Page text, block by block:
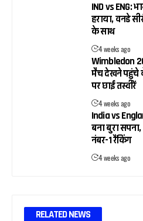
IND vs ENG:
हराया, वनडे
के साथ
4 weeks ago
Wimbledon
मैच देखने पहुंचे
पर छाईं तस्वीरें
4 weeks ago
India vs
बना बुरा
नंबर-1 रैंकिंग
4 weeks ago
RELATED NEWS